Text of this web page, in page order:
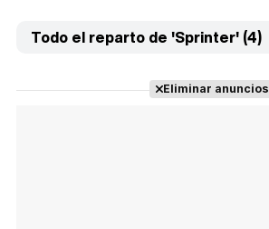
Todo el reparto de 'Sprinter' (4)
Eliminar anuncios